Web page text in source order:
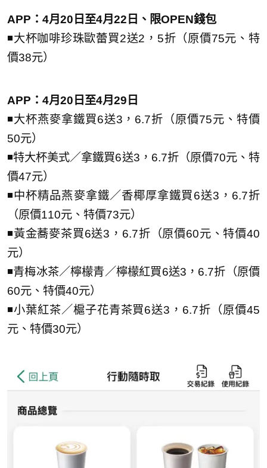
APP：4月20日至4月22日、限OPEN錢包
◾大杯咖啡珍珠歐蕾買2送2，5折（原價75元、特
價38元）
APP：4月20日至4月29日
◾大杯燕麥拿鐵買6送3，6.7折（原價75元、特價
50元）
◾特大杯美式／拿鐵買6送3，6.7折（原價70元、特
價47元）
◾中杯精品燕麥拿鐵／香椰厚拿鐵買6送3，6.7折
（原價110元、特價73元）
◾黃金蕎麥茶買6送3，6.7折（原價60元、特價40
元）
◾青梅冰茶／檸檬青／檸檬紅買6送3，6.7折（原價
60元、特價40元）
◾小葉紅茶／槴子花青茶買6送3，6.7折（原價45
元、特價30元）